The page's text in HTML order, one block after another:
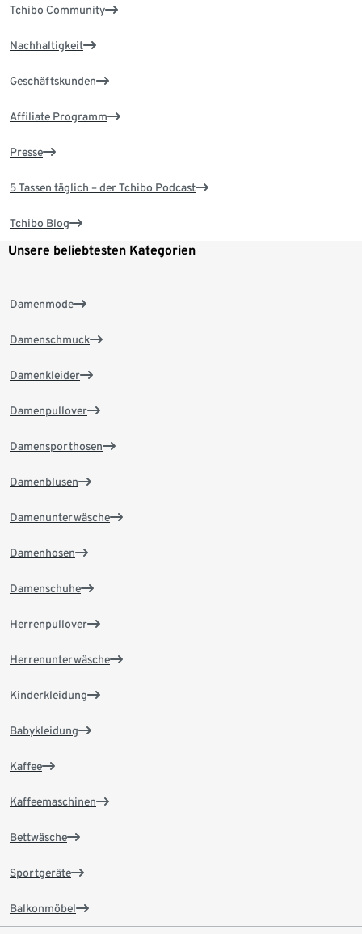
Tchibo Community
Nachhaltigkeit
Geschäftskunden
Affiliate Programm
Presse
5 Tassen täglich – der Tchibo Podcast
Tchibo Blog
Unsere beliebtesten Kategorien
Damenmode
Damenschmuck
Damenkleider
Damenpullover
Damensporthosen
Damenblusen
Damenunterwäsche
Damenhosen
Damenschuhe
Herrenpullover
Herrenunterwäsche
Kinderkleidung
Babykleidung
Kaffee
Kaffeemaschinen
Bettwäsche
Sportgeräte
Balkonmöbel